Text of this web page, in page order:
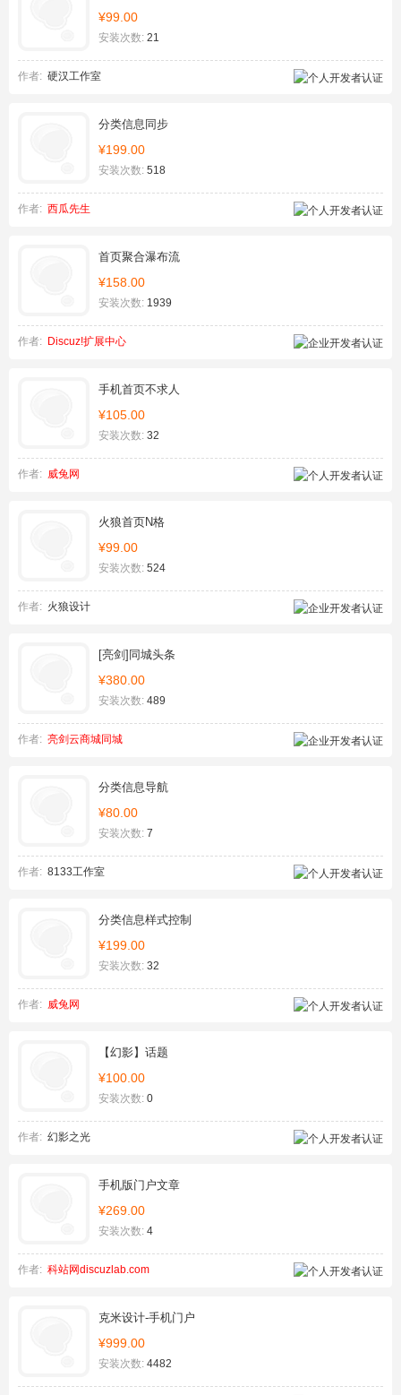
¥99.00
安装次数: 21
作者: 硬汉工作室
分类信息同步
¥199.00
安装次数: 518
作者: 西瓜先生
首页聚合瀑布流
¥158.00
安装次数: 1939
作者: Discuz!扩展中心
手机首页不求人
¥105.00
安装次数: 32
作者: 威兔网
火狼首页N格
¥99.00
安装次数: 524
作者: 火狼设计
[亮剑]同城头条
¥380.00
安装次数: 489
作者: 亮剑云商城同城
分类信息导航
¥80.00
安装次数: 7
作者: 8133工作室
分类信息样式控制
¥199.00
安装次数: 32
作者: 威兔网
【幻影】话题
¥100.00
安装次数: 0
作者: 幻影之光
手机版门户文章
¥269.00
安装次数: 4
作者: 科站网discuzlab.com
克米设计-手机门户
¥999.00
安装次数: 4482